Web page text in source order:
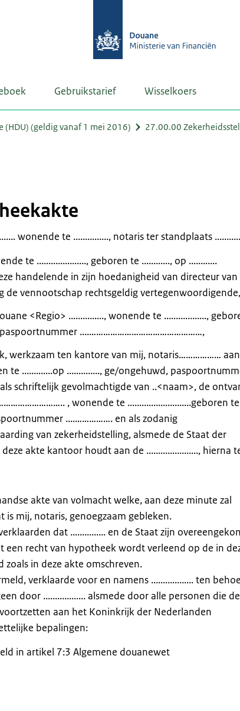
Gebruikstarief Wisselkoers
(HDU) (geldig vanaf 1 mei 2016) 27.00.00
wonende te ..............., notaris ter standplaats
te ....................., geboren te ............, op ............
handelende in zijn hoedanigheid van directeur van
de vennootschap rechtsgeldig vertegenwoordigende,
<Regio> ..............., wonende te ..................,
paspoortnummer ....…………………………………………,
ten kantore van mij, notaris………………
.............., ge/ongehuwd,
schriftelijk gevolmachtigde van ..<naam>, de
, wonende te ...........................geboren te
....……………. en als zodanig
van zekerheidstelling, alsmede de Staat der
akte kantoor houdt aan de ......................, hierna
akte van volmacht welke, aan deze minute zal
mij, notaris, genoegzaam gebleken.
dat ............... en de Staat zijn
een recht van hypotheek wordt verleend op de in
in deze akte omschreven.
verklaarde voor en namens .................. ten
door .................. alsmede door alle personen die de
aan het Koninkrijk der Nederlanden
bepalingen:
in artikel 7:3 Algemene douanewet